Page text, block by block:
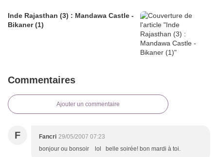
Inde Rajasthan (3) : Mandawa Castle -
Bikaner (1)
Commentaires
Ajouter un commentaire
F Fancri 29/05/2007 07:23
bonjour ou bonsoir lol belle soirée! bon mardi à toi.